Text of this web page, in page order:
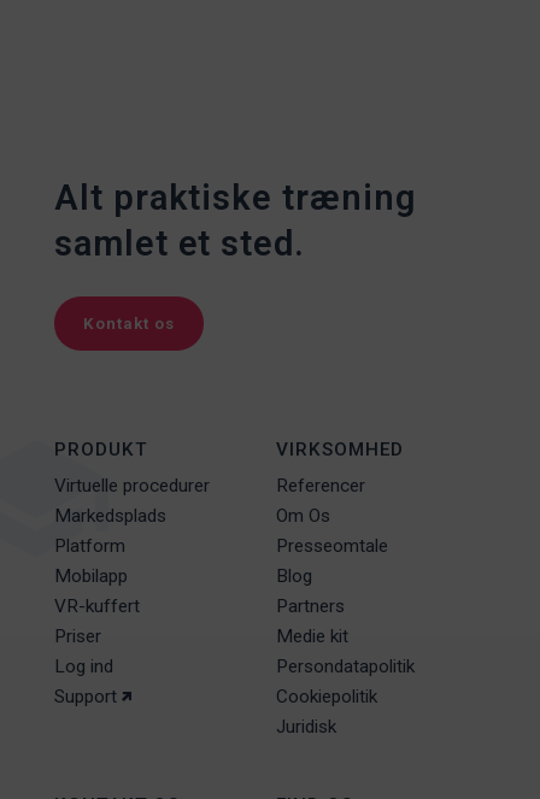
Alt praktiske træning
samlet et sted.
Kontakt os
PRODUKT
Virtuelle procedurer
Markedsplads
Platform
Mobilapp
VR-kuffert
Priser
Log ind
Support
VIRKSOMHED
Referencer
Om Os
Presseomtale
Blog
Partners
Medie kit
Persondatapolitik
Cookiepolitik
Juridisk